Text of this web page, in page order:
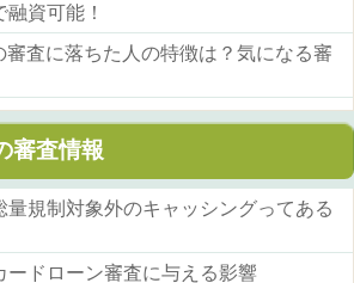
資可能！
審査に落ちた人の特徴は？気になる審
審査情報
量規制対象外のキャッシングってある
ードローン審査に与える影響